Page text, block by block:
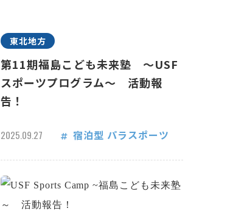
東北地方
第11期福島こども未来塾 ～USF
スポーツプログラム～ 活動報
告！
2025.09.27 宿泊型 パラスポーツ